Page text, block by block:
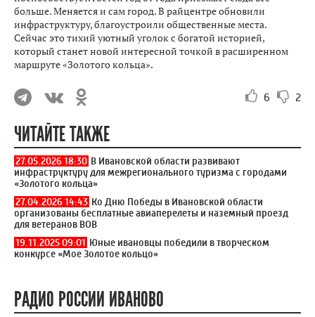
больше. Меняется и сам город. В райцентре обновили
инфраструктуру, благоустроили общественные места.
Сейчас это тихий уютный уголок с богатой историей,
который станет новой интересной точкой в расширенном
маршруте «Золотого кольца».
6 2
ЧИТАЙТЕ ТАКЖЕ
27.05.2026 18:30 В Ивановской области развивают
инфраструктуру для межрегионального туризма с городами
«Золотого кольца»
27.04.2026 14:43 Ко Дню Победы в Ивановской области
организованы бесплатные авиаперелеты и наземный проезд
для ветеранов ВОВ
19.11.2025 09:01 Юные ивановцы победили в творческом
конкурсе «Мое Золотое кольцо»
РАДИО РОССИИ ИВАНОВО